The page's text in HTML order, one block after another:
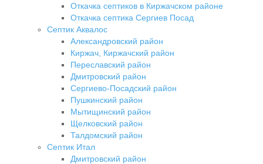
Откачка септиков в Киржачском районе
Откачка септика Сергиев Посад
Септик Аквалос
Александровский район
Киржач, Киржачский район
Переславский район
Дмитровский район
Сергиево-Посадский район
Пушкинский район
Мытищинский район
Щелковский район
Талдомский район
Септик Итал
Дмитровский район